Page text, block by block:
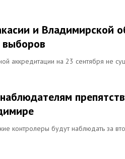
и Владимирской
выборов
аккредитации на 23 сентября не
контролеры будут наблюдать за